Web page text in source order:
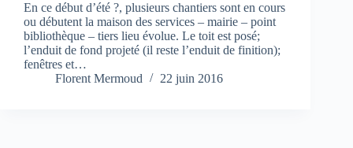
En ce début d’été ?, plusieurs chantiers sont en cours
ou débutent la maison des services – mairie – point
bibliothèque – tiers lieu évolue. Le toit est posé;
l’enduit de fond projeté (il reste l’enduit de finition);
fenêtres et…
Florent Mermoud
22 juin 2016